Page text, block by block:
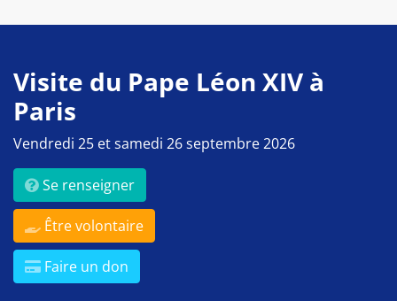
Visite du Pape Léon XIV à
Paris
Vendredi 25 et samedi 26 septembre 2026
Se renseigner
Être volontaire
Faire un don